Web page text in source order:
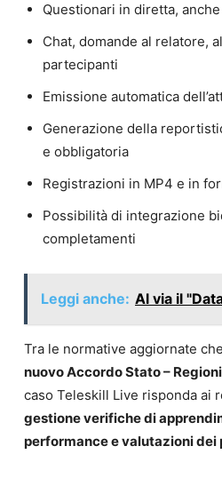
Questionari in diretta,
Chat, domande al relatore,
partecipanti
Emissione automatica
Generazione della
e obbligatoria
Registrazioni in MP4 e in
Possibilità di integrazione
completamenti
Leggi anche: Al via il
Tra le normative aggiornate
nuovo Accordo Stato –
caso Teleskill Live risponda ai
gestione verifiche di
performance e valutazioni dei